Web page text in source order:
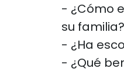
- ¿Cómo
su
- ¿Ha
- ¿Qué